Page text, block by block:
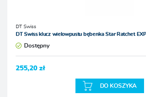
DT Swiss
DT Swiss klucz wielowpustu bębenka Star Ratchet EXP
Dostępny
255,20 zł
DO KOSZYKA